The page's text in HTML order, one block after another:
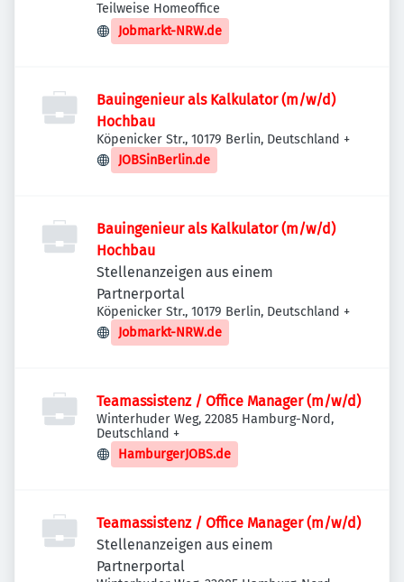
Stadtbezirke IV, Deutschland
Teilweise Homeoffice
Jobmarkt-NRW.de
Bauingenieur als Kalkulator (m/w/d)
Hochbau
Köpenicker Str., 10179 Berlin, Deutschland +
JOBSinBerlin.de
Bauingenieur als Kalkulator (m/w/d)
Hochbau
Stellenanzeigen aus einem
Partnerportal
Köpenicker Str., 10179 Berlin, Deutschland +
Jobmarkt-NRW.de
Teamassistenz / Office Manager (m/w/d)
Winterhuder Weg, 22085 Hamburg-Nord,
Deutschland +
HamburgerJOBS.de
Teamassistenz / Office Manager (m/w/d)
Stellenanzeigen aus einem
Partnerportal